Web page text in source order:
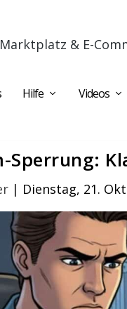
Marktplatz & E-
Hilfe Videos
Sperrung:
| Dienstag, 21.